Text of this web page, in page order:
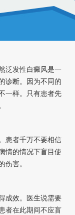
发性白癜风是一
诊断。因为不同的
一样。只有患者先
者千万不要相信
情的情况下盲目使
害。
效。医生说需要
者在此期间不应盲